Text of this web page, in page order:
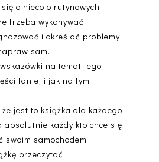
o nieco o rutynowych
trzeba wykonywać,
i określać problemy.
sam.
na temat tego
taniej i jak na tym
jest to książka dla każdego
absolutnie każdy kto chce się
swoim samochodem
przeczytać.